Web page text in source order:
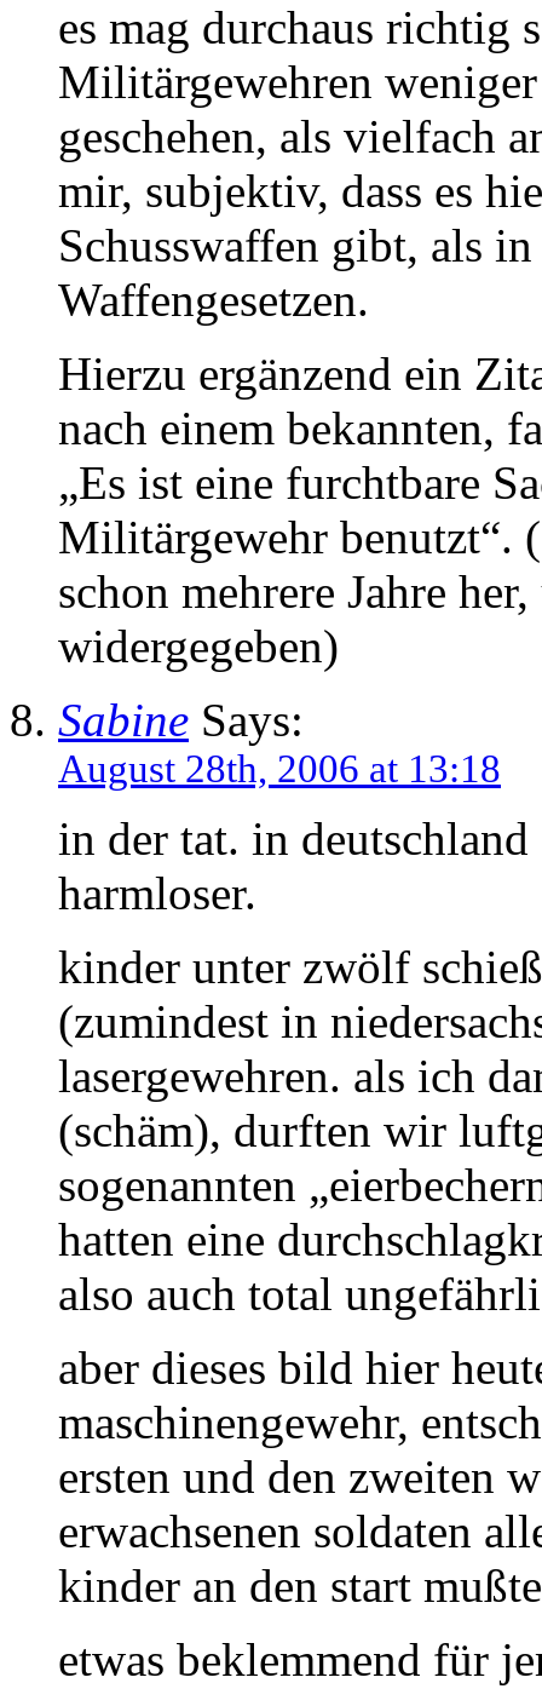
es mag durchaus richtig
Militärgewehren
geschehen, als vielfach
mir, subjektiv, dass es
Schusswaffen gibt, als
Waffengesetzen.
Hierzu ergänzend ein
nach einem bekannten,
„Es ist eine furchtbare
Militärgewehr benutzt“.
schon mehrere Jahre
widergegeben)
Sabine Says:
August 28th, 2006 at 13:18
in der tat. in
harmloser.
kinder unter zwölf
(zumindest in
lasergewehren. als ich
(schäm), durften wir
sogenannten
hatten eine
also auch total
aber dieses bild hier
maschinengewehr,
ersten und den zweiten
erwachsenen soldaten
kinder an den start
etwas beklemmend für